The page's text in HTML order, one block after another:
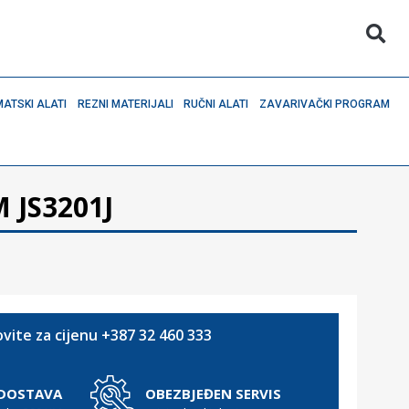
ALATI REZNI MATERIJALI RUČNI ALATI ZAVARIVAČKI PROGRAM
JS3201J
za cijenu +387 32 460 333
OBEZBJEĐEN SERVIS